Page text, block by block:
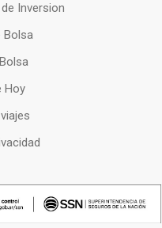
Inversion
Bolsa
Hoy